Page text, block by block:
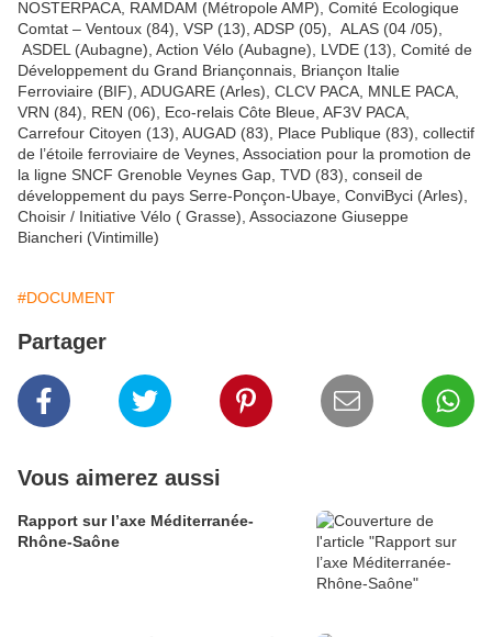
NOSTERPACA, RAMDAM (Métropole AMP), Comité Ecologique
Comtat – Ventoux (84), VSP (13), ADSP (05), ALAS (04 /05),
ASDEL (Aubagne), Action Vélo (Aubagne), LVDE (13), Comité de
Développement du Grand Briançonnais, Briançon Italie
Ferroviaire (BIF), ADUGARE (Arles), CLCV PACA, MNLE PACA,
VRN (84), REN (06), Eco-relais Côte Bleue, AF3V PACA,
Carrefour Citoyen (13), AUGAD (83), Place Publique (83), collectif
de l’étoile ferroviaire de Veynes, Association pour la promotion de
la ligne SNCF Grenoble Veynes Gap, TVD (83), conseil de
développement du pays Serre-Ponçon-Ubaye, ConviByci (Arles),
Choisir / Initiative Vélo ( Grasse), Associazone Giuseppe
Biancheri (Vintimille)
#DOCUMENT
Partager
Vous aimerez aussi
Rapport sur l’axe Méditerranée-
Rhône-Saône